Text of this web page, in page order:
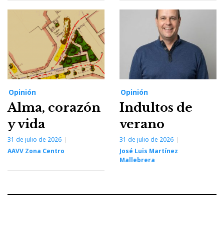
Opinión
Alma, corazón
y vida
31 de julio de 2026
AAVV Zona Centro
Opinión
Indultos de
verano
31 de julio de 2026
José Luis Martínez
Mallebrera